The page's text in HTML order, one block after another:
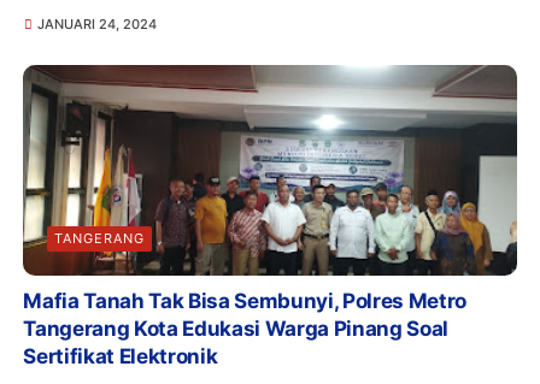
JANUARI 24, 2024
TANGERANG
Mafia Tanah Tak Bisa Sembunyi, Polres Metro
Tangerang Kota Edukasi Warga Pinang Soal
Sertifikat Elektronik